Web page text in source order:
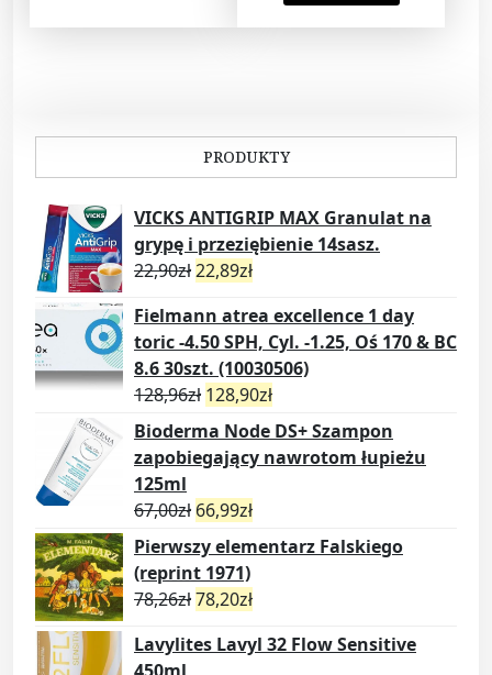
PRODUKTY
VICKS ANTIGRIP MAX Granulat na
grypę i przeziębienie 14sasz.
22,90zł22,89zł
Fielmann atrea excellence 1 day
toric -4.50 SPH, Cyl. -1.25, Oś 170 & BC
8.6 30szt. (10030506)
128,96zł 128,90zł
Bioderma Node DS+ Szampon
zapobiegający nawrotom łupieżu
125ml
67,00zł 66,99zł
Pierwszy elementarz Falskiego
(reprint 1971)
78,26zł78,20zł
Lavylites Lavyl 32 Flow Sensitive